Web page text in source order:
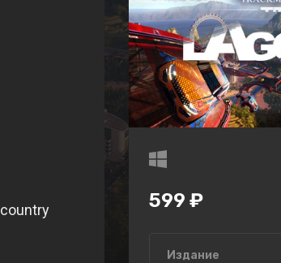
599 ₽
Издание